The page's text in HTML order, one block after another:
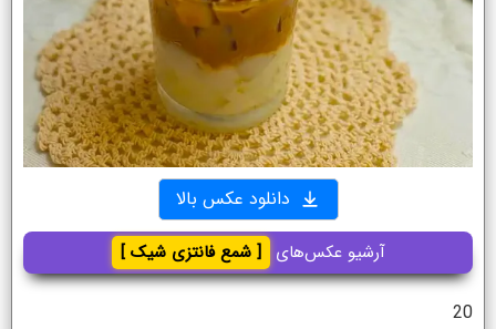
دانلود عکس بالا
آرشیو عکس‌های [ شمع فانتزی شیک ]
20